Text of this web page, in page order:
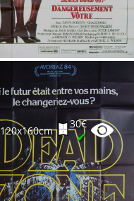
120x160cm
30€
✔